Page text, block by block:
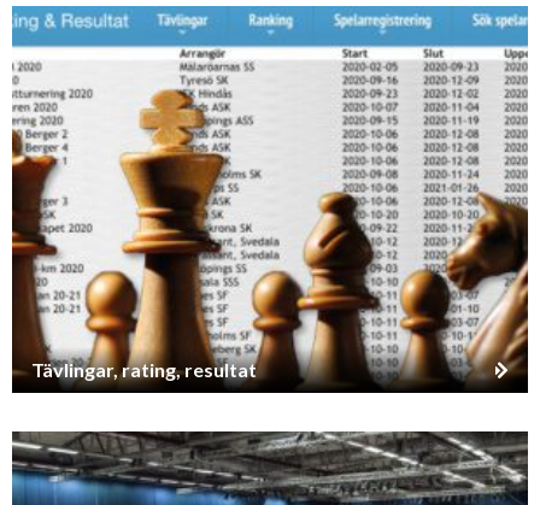
Tävlingar, rating, resultat